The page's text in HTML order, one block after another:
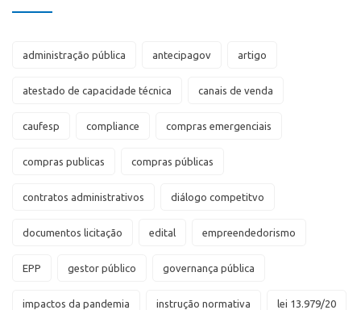
administração pública antecipagov artigo
atestado de capacidade técnica canais de venda
caufesp compliance compras emergenciais
compras publicas compras públicas
contratos administrativos diálogo competitvo
documentos licitação edital empreendedorismo
EPP gestor público governança pública
impactos da pandemia instrução normativa lei 13.979/20